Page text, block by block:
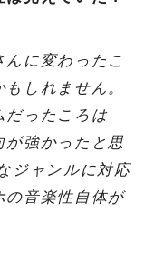
んに変わったこ
しれません。
だったころは
が強かったと思
ジャンルに対応
の音楽性自体が